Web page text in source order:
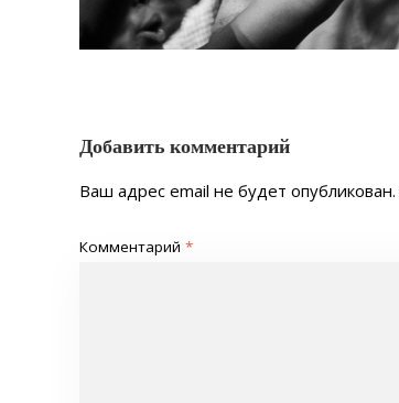
Добавить комментарий
Ваш адрес email не будет опубликован.
Комментарий *